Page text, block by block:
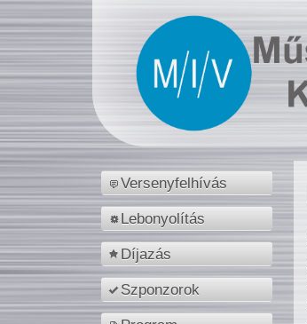
Versenyfelhívás
Lebonyolítás
Díjazás
Szponzorok